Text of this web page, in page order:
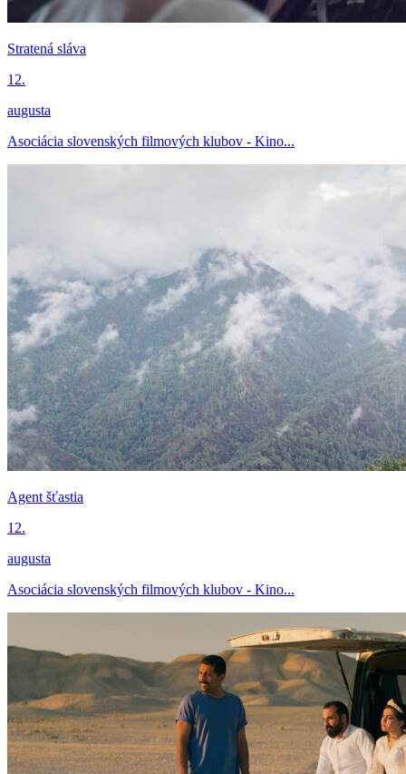
Stratená sláva
12.
augusta
Asociácia slovenských filmových klubov - Kino...
Agent šťastia
12.
augusta
Asociácia slovenských filmových klubov - Kino...